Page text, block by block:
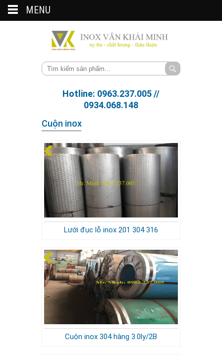
Hotline: 0963.237.005 //
0934.068.148
Cuộn inox
Lưới đục lỗ inox 201 304 316
Cuộn inox 304 hàng 3.0ly/2B
MENU